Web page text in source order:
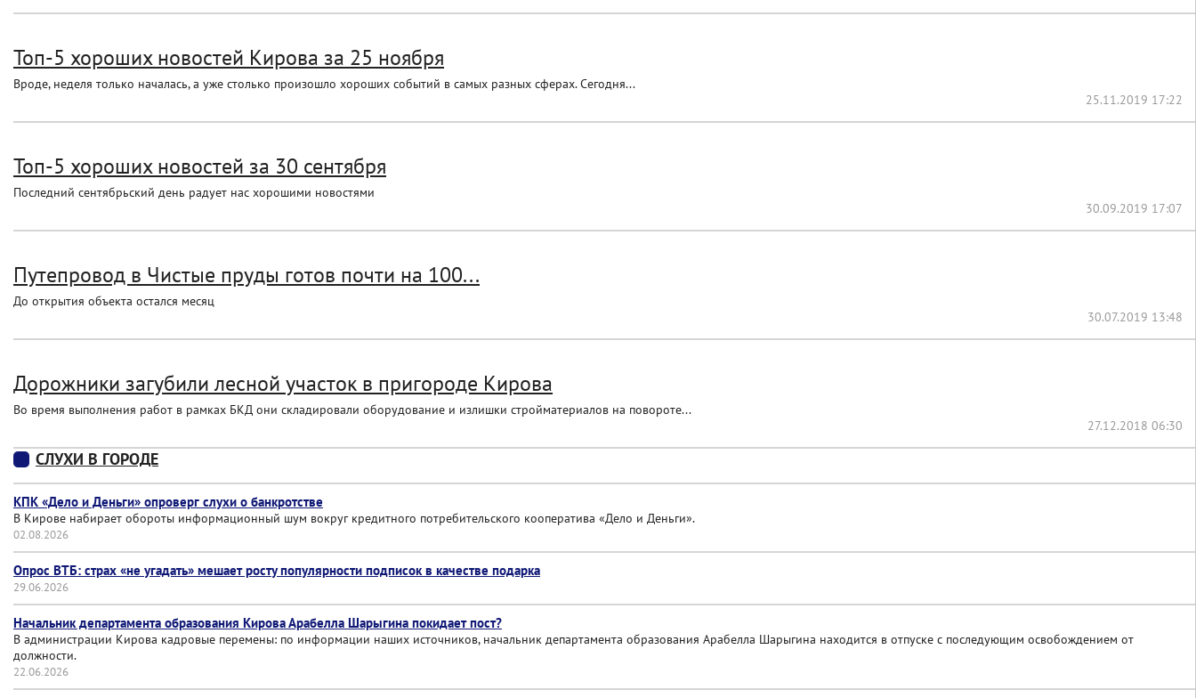
Топ-5 хороших новостей Кирова за 25 ноября
Вроде, неделя только началась, а уже столько произошло хороших событий в самых разных сферах. Сегодня...
25.11.2019 17:22
Топ-5 хороших новостей за 30 сентября
Последний сентябрьский день радует нас хорошими новостями
30.09.2019 17:07
Путепровод в Чистые пруды готов почти на 100...
До открытия объекта остался месяц
30.07.2019 13:48
Дорожники загубили лесной участок в пригороде Кирова
Во время выполнения работ в рамках БКД они складировали оборудование и излишки стройматериалов на повороте...
27.12.2018 06:30
СЛУХИ В ГОРОДЕ
КПК «Дело и Деньги» опроверг слухи о банкротстве
В Кирове набирает обороты информационный шум вокруг кредитного потребительского кооператива «Дело и Деньги».
02.08.2026
Опрос ВТБ: страх «не угадать» мешает росту популярности подписок в качестве подарка
29.06.2026
Начальник департамента образования Кирова Арабелла Шарыгина покидает пост?
В администрации Кирова кадровые перемены: по информации наших источников, начальник департамента образования Арабелла Шарыгина находится в отпуске с последующим освобождением от
должности.
22.06.2026